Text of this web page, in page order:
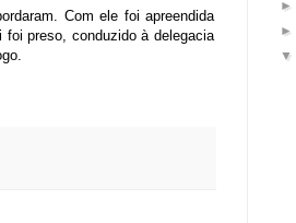
Com ele foi apreendida
preso, conduzido à delegacia
►
►
▼